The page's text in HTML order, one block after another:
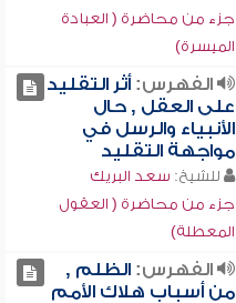
جزء من محاضرة ( العبادة
الميسرة)
الفهرس:أثر التقليد
على العقل , حال
الأنبياء والرسل في
مواجهة التقليد
للشيخ: سعد البريك
جزء من محاضرة ( العقول
المعطلة)
الفهرس:الظلم ,
من أسباب هلاك الأمم